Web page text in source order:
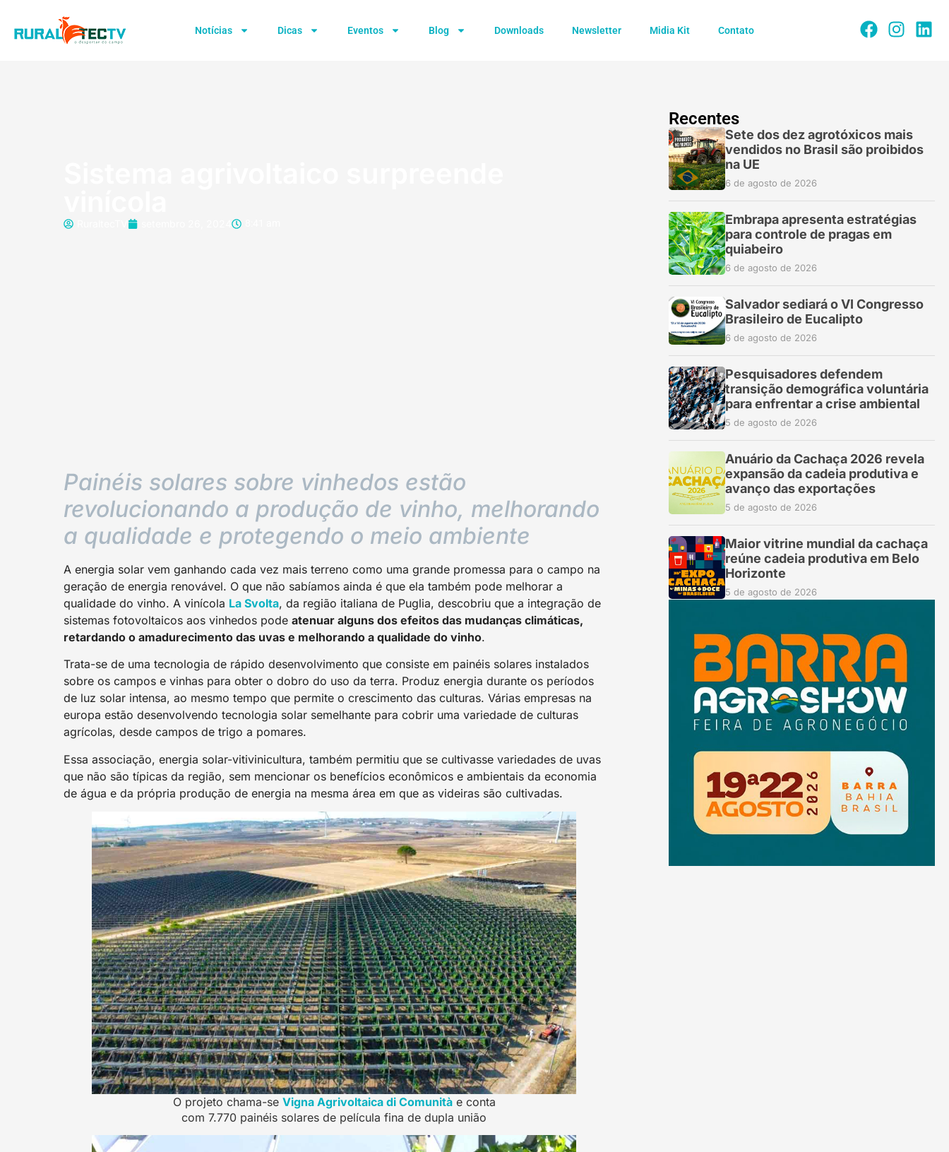
Notícias Dicas Eventos Blog Downloads Newsletter Midia Kit Contato
Painéis solares sobre vinhedos estão
revolucionando a produção de vinho, melhorando
a qualidade e protegendo o meio ambiente
A energia solar vem ganhando cada vez mais terreno como uma grande promessa para o campo na
geração de energia renovável. O que não sabíamos ainda é que ela também pode melhorar a
qualidade do vinho. A vinícola La Svolta, da região italiana de Puglia, descobriu que a integração de
sistemas fotovoltaicos aos vinhedos pode atenuar alguns dos efeitos das mudanças climáticas,
retardando o amadurecimento das uvas e melhorando a qualidade do vinho.
Trata-se de uma tecnologia de rápido desenvolvimento que consiste em painéis solares instalados
sobre os campos e vinhas para obter o dobro do uso da terra. Produz energia durante os períodos
de luz solar intensa, ao mesmo tempo que permite o crescimento das culturas. Várias empresas na
europa estão desenvolvendo tecnologia solar semelhante para cobrir uma variedade de culturas
agrícolas, desde campos de trigo a pomares.
Essa associação, energia solar-vitivinicultura, também permitiu que se cultivasse variedades de uvas
que não são típicas da região, sem mencionar os benefícios econômicos e ambientais da economia
de água e da própria produção de energia na mesma área em que as videiras são cultivadas.
O projeto chama-se Vigna Agrivoltaica di Comunitàe conta
com 7.770 painéis solares de película fina de dupla união
Recentes
Sete dos dez agrotóxicos mais
vendidos no Brasil são proibidos
na UE
6 de agosto de 2026
Embrapa apresenta estratégias
para controle de pragas em
quiabeiro
6 de agosto de 2026
Salvador sediará o VI Congresso
Brasileiro de Eucalipto
6 de agosto de 2026
Pesquisadores defendem
transição demográfica voluntária
para enfrentar a crise ambiental
5 de agosto de 2026
Anuário da Cachaça 2026 revela
expansão da cadeia produtiva e
avanço das exportações
5 de agosto de 2026
Maior vitrine mundial da cachaça
reúne cadeia produtiva em Belo
Horizonte
5 de agosto de 2026